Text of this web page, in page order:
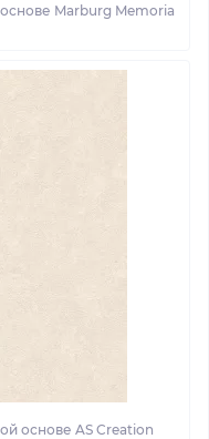
Marburg Memoria
основе AS Creation